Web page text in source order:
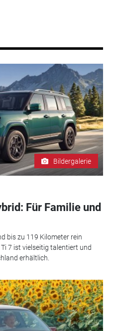
Bildergalerie
Für Familie und
bis zu 119 Kilometer rein
7 ist vielseitig talentiert und
erhältlich.